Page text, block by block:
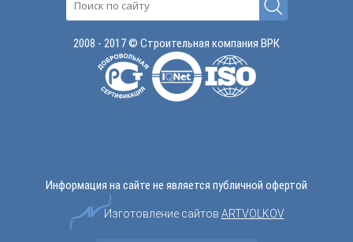
2008 - 2017 © Строительная компания ВРК
Информация на сайте не является публичной офертой
Изготовление сайтов ARTVOLKOV